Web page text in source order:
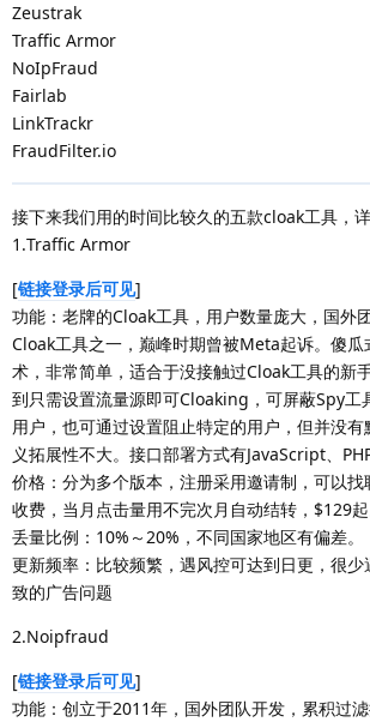
Zeustrak
Traffic Armor
NoIpFraud
Fairlab
LinkTrackr
FraudFilter.io
接下来我们用的时间比较久的五款cloak工具，详
1.Traffic Armor
[链接登录后可见]
功能：老牌的Cloak工具，用户数量庞大，国外
Cloak工具之一，巅峰时期曾被Meta起诉。傻瓜
术，非常简单，适合于没接触过Cloak工具的新
到只需设置流量源即可Cloaking，可屏蔽Spy工
用户，也可通过设置阻止特定的用户，但并没
义拓展性不大。接口部署方式有JavaScript、
价格：分为多个版本，注册采用邀请制，可以
收费，当月点击量用不完次月自动结转，$129起
丢量比例：10%～20%，不同国家地区有偏差。
更新频率：比较频繁，遇风控可达到日更，很
致的广告问题
2.Noipfraud
[链接登录后可见]
功能：创立于2011年，国外团队开发，累积过